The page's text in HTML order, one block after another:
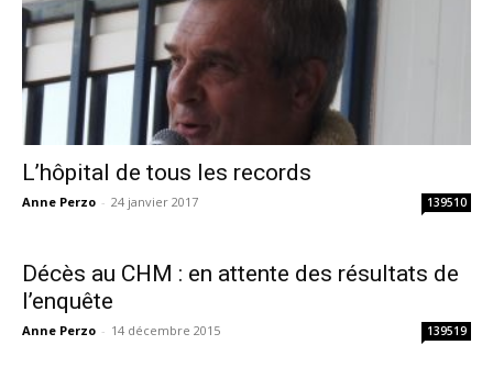
L’hôpital de tous les records
Anne Perzo - 24 janvier 2017 139510
Décès au CHM : en attente des résultats de
l’enquête
Anne Perzo - 14 décembre 2015 139519